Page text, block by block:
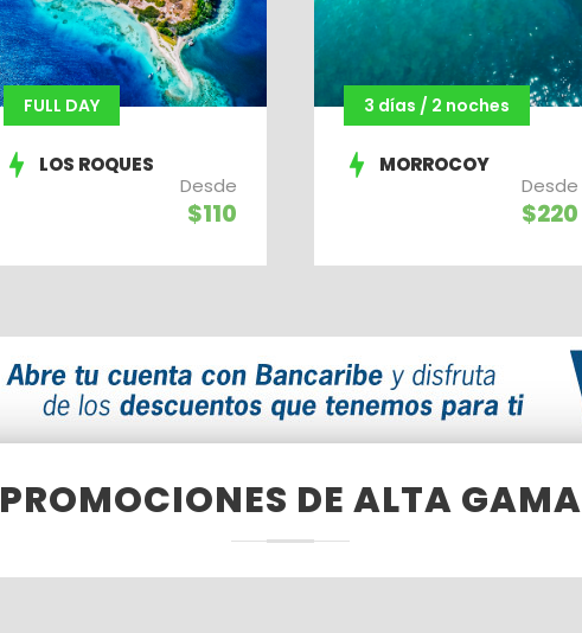
FULL DAY
LOS ROQUES
Desde
$110
3 días / 2 noches
MORROCOY
Desde
$220
PROMOCIONES DE ALTA GAMA